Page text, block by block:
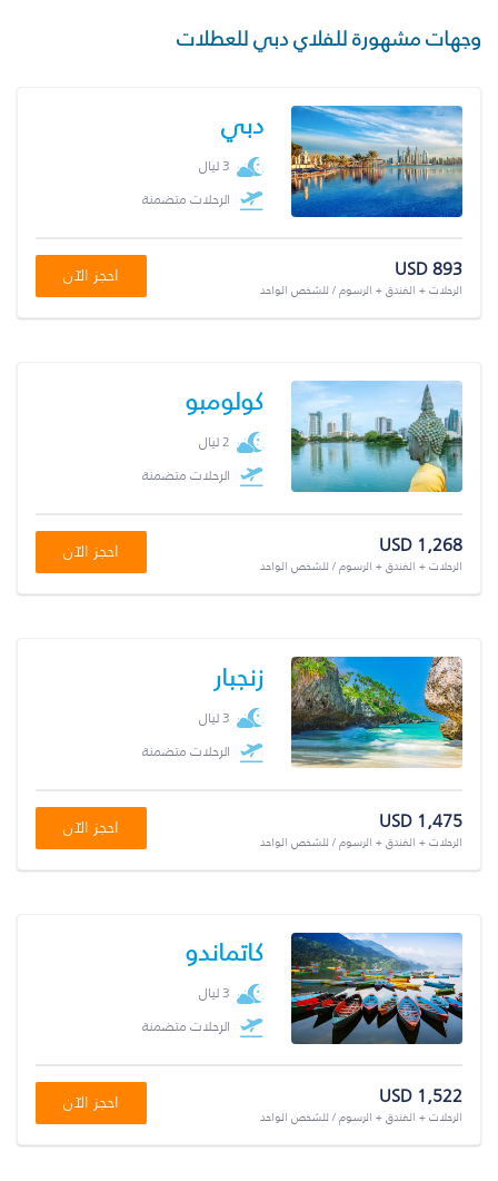
وجهات مشهورة للفلاي دبي للعطلات
دبي
3 ليال
الرحلات متضمنة
USD 893
الرحلات + الفندق + الرسوم / للشخص الواحد
احجز الآن
كولومبو
2 ليال
الرحلات متضمنة
USD 1,268
الرحلات + الفندق + الرسوم / للشخص الواحد
احجز الآن
زنجبار
3 ليال
الرحلات متضمنة
USD 1,475
الرحلات + الفندق + الرسوم / للشخص الواحد
احجز الآن
كاتماندو
3 ليال
الرحلات متضمنة
USD 1,522
الرحلات + الفندق + الرسوم / للشخص الواحد
احجز الآن